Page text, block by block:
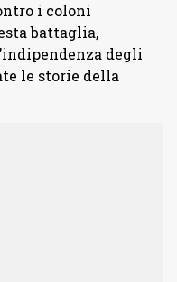
i coloni
battaglia,
degli
le storie della